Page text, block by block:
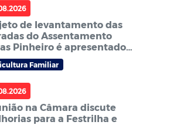
de levantamento das
do Assentamento
Pinheiro é apresentado à
em reunião
Familiar
na Câmara discute
para a Festrilha e